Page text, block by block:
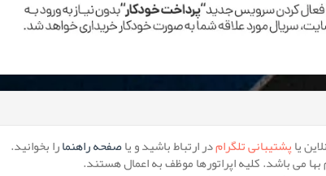
پشتیبانی تلگرامدر ارتباط باشید و یاصفحه راهنمارا بخوانید.